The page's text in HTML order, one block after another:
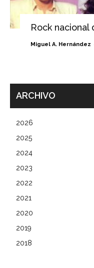
Rock nacional
Miguel A. Hernández
ARCHIVO
2026
2025
2024
2023
2022
2021
2020
2019
2018